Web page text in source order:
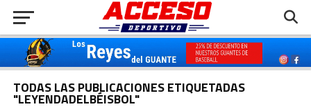
TODAS LAS PUBLICACIONES ETIQUETADAS
"LEYENDADELBÉISBOL"